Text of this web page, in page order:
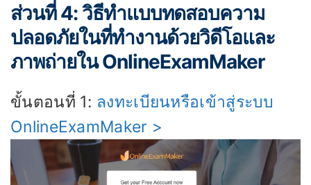
ส่วนที่ 4: วิธีทำแบบทดสอบความ
ปลอดภัยในที่ทำงานด้วยวิดีโอและ
ภาพถ่ายใน OnlineExamMaker
ขั้นตอนที่ 1: ลงทะเบียนหรือเข้าสู่ระบบ
OnlineExamMaker >